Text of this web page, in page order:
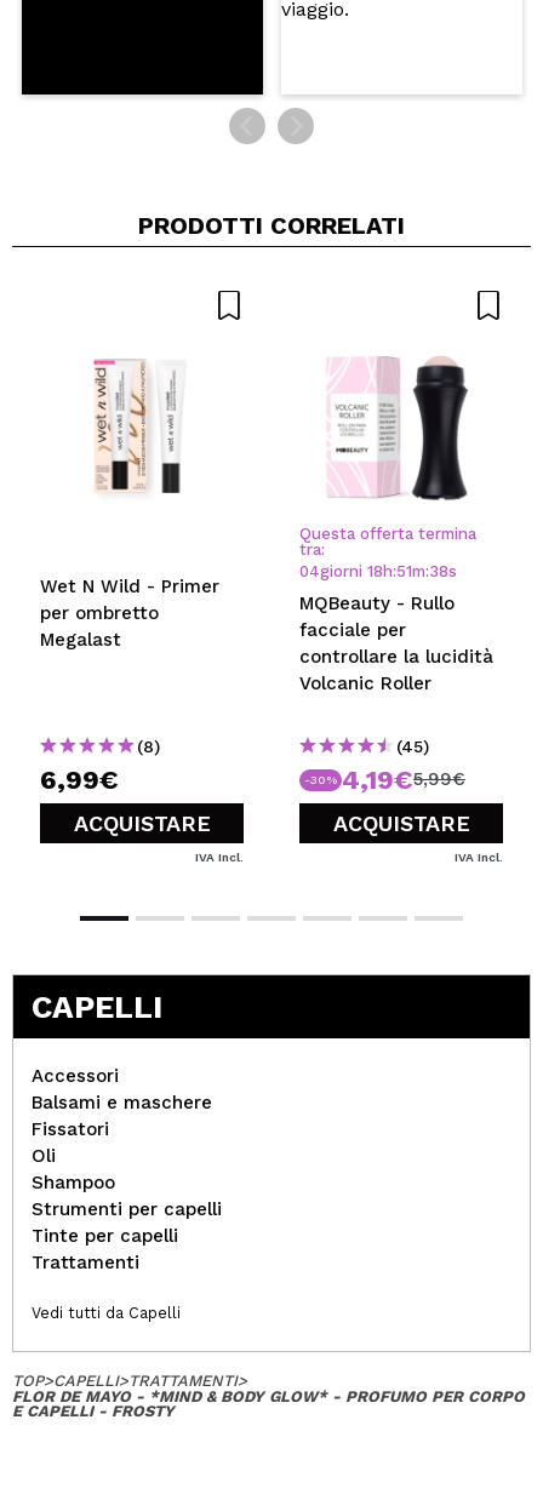
PRODOTTI CORRELATI
Wet N Wild - Primer
per ombretto
Megalast
(8)
6,99€
ACQUISTARE
IVA Incl.
Questa offerta termina
tra:
04giorni 18h:51m:38s
MQBeauty - Rullo
facciale per
controllare la lucidità
Volcanic Roller
(45)
-30% 4,19€5,99€
ACQUISTARE
IVA Incl.
CAPELLI
Accessori
Balsami e maschere
Fissatori
Oli
Shampoo
Strumenti per capelli
Tinte per capelli
Trattamenti
Vedi tutti da Capelli
TOP>CAPELLI>TRATTAMENTI>
FLOR DE MAYO - *MIND & BODY GLOW* - PROFUMO PER CORPO
E CAPELLI - FROSTY